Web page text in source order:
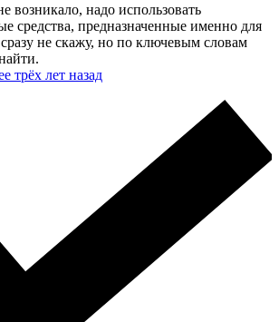
возникало, надо использовать
средства, предназначенные именно для
не скажу, но по ключевым словам
трёх лет назад